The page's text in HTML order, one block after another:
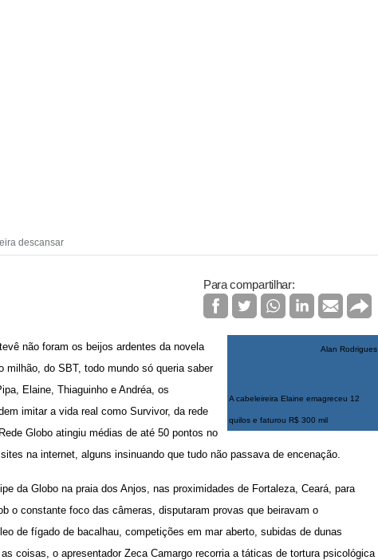
descansar
Para compartilhar:
Alan Rodrigues
A cabeleireira Elaine emagreceu 12
quilos e faturou R$ 300 mil
não foram os beijos ardentes da novela
do SBT, todo mundo só queria saber
Elaine, Thiaguinho e Andréa, os
imitar a vida real como Survivor, da rede
Globo atingiu médias de até 50 pontos no
na internet, alguns insinuando que tudo não passava de encenação.
da Globo na praia dos Anjos, nas proximidades de Fortaleza, Ceará, para
o constante foco das câmeras, disputaram provas que beiravam o
de fígado de bacalhau, competições em mar aberto, subidas de dunas
coisas, o apresentador Zeca Camargo recorria a táticas de tortura psicológica